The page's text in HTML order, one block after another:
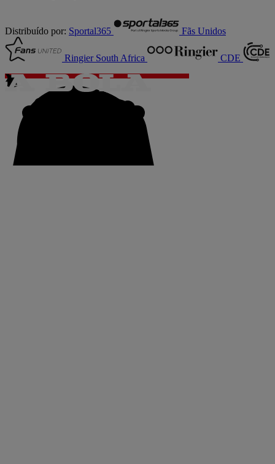
Distribuído por: Sportal365 Fãs Unidos
Ringier South Africa CDE